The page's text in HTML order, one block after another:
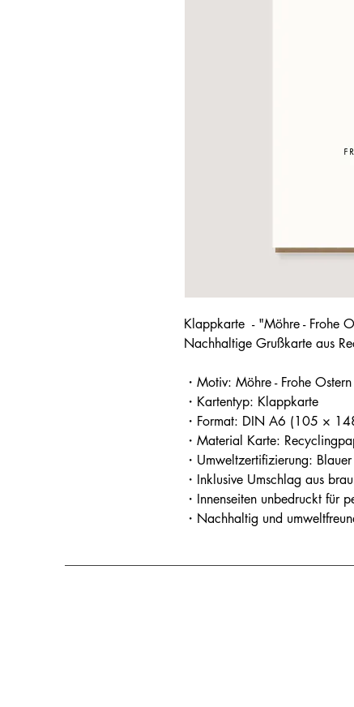
Klappkarte - "Möhre - Frohe
Nachhaltige Grußkarte aus
・Motiv: Möhre - Frohe Ostern
・Kartentyp: Klappkarte
・Format: DIN A6 (105 ×
・Material Karte:
・Umweltzertifizierung:
・Inklusive Umschlag aus
・Innenseiten unbedruckt für
・Nachhaltig und